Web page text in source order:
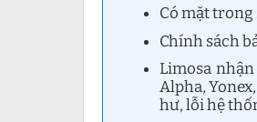
Có mặt trong
Chính sách
Limosa
Alpha,
hư, lỗi hệ